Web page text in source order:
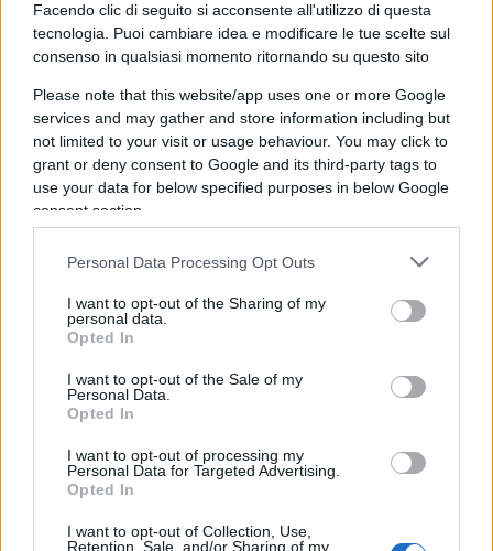
Facendo clic di seguito si acconsente all'utilizzo di questa
tecnologia. Puoi cambiare idea e modificare le tue scelte sul
consenso in qualsiasi momento ritornando su questo sito
Please note that this website/app uses one or more Google
services and may gather and store information including but
not limited to your visit or usage behaviour. You may click to
grant or deny consent to Google and its third-party tags to
use your data for below specified purposes in below Google
consent section.
Personal Data Processing Opt Outs
I want to opt-out of the Sharing of my
personal data.
Opted In
I want to opt-out of the Sale of my
Personal Data.
Opted In
I want to opt-out of processing my
Personal Data for Targeted Advertising.
Opted In
I want to opt-out of Collection, Use,
Retention, Sale, and/or Sharing of my
rispettosamente lasciati riposare e invece si
riesumano nel trionfo del pessimo gusto.
Leggi anche:
Riforma Nordio, la grande bufala dei giudici
sottomessi
Gratteri dimentica le vittime di Gratteri
Referendum, il No fa propaganda in ospedale
aver perso lievemente la testa
: d’accordo che,
al di là del merito delle rispettive posizioni, in
punto di pura psicologia sociale, questi del NO
sono i soliti tronfi, convinti di sapere tutto,
da “grande bellezza” che non si accorge di quanto